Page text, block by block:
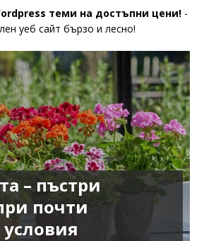
теми на достъпни цени! -
уеб сайт бързо и лесно!
– пъстри
почти